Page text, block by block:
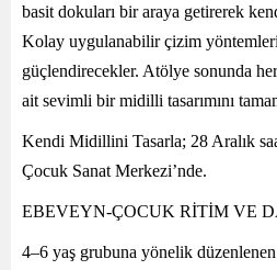
basit dokuları bir araya getirerek
Kolay uygulanabilir çizim
güçlendirecekler. Atölye sonunda
ait sevimli bir midilli tasarımını
Kendi Midillini Tasarla; 28 Aralık
Çocuk Sanat Merkezi’nde.
EBEVEYN-ÇOCUK RİTİM VE
4–6 yaş grubuna yönelik